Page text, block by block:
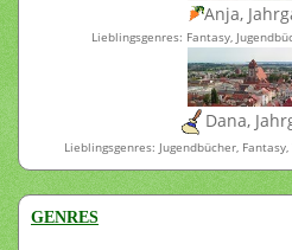
Anja,
Lieblingsgenres: Fantasy,
Dana,
Lieblingsgenres: Jugendbücher,
GENRES